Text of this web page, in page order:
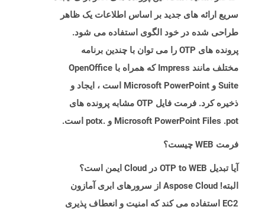
سریع ارائه های جدید بر اساس اطلاعات یک ظاهر
طراحی شده در خود الگوی استفاده می شود.
پرونده های OTP را می توان با چندین برنامه
مختلف مانند Impress که همراه با OpenOffice
Suite و Microsoft PowerPoint است ، ایجاد و
ذخیره کرد. فرمت فایل OTP مشابه پرونده های
Microsoft PowerPoint Files .pot و .potx است.
فرمت WEB چیست؟
آیا تبدیل OTP to WEB در Cloud ایمن است؟
البته! Aspose Cloud از سرورهای ابری آمازون
EC2 استفاده می کند که امنیت و انعطاف پذیری